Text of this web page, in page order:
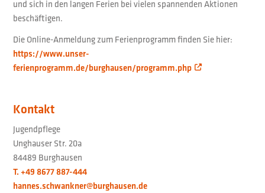
und sich in den langen Ferien bei vielen spannenden Aktionen
beschäftigen.
Die Online-Anmeldung zum Ferienprogramm finden Sie hier:
https://www.unser-
ferienprogramm.de/burghausen/programm.php
Kontakt
Jugendpflege
Unghauser Str. 20a
84489 Burghausen
T. +49 8677 887-444
hannes.schwankner@burghausen.de